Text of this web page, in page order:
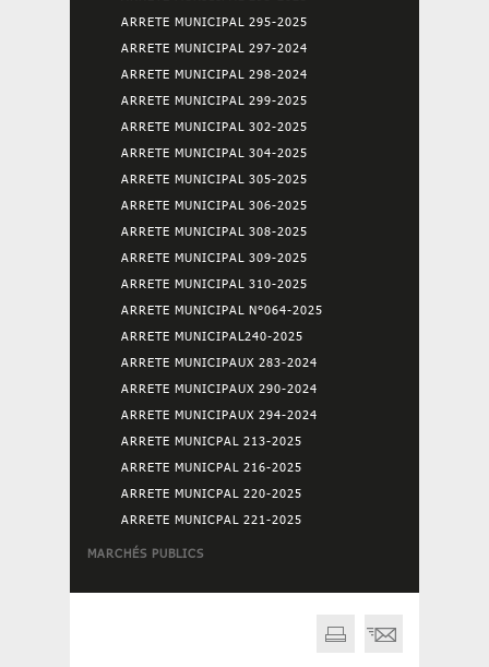
ARRETE MUNICIPAL 295-2025
ARRETE MUNICIPAL 297-2024
ARRETE MUNICIPAL 298-2024
ARRETE MUNICIPAL 299-2025
ARRETE MUNICIPAL 302-2025
ARRETE MUNICIPAL 304-2025
ARRETE MUNICIPAL 305-2025
ARRETE MUNICIPAL 306-2025
ARRETE MUNICIPAL 308-2025
ARRETE MUNICIPAL 309-2025
ARRETE MUNICIPAL 310-2025
ARRETE MUNICIPAL N°064-2025
ARRETE MUNICIPAL240-2025
ARRETE MUNICIPAUX 283-2024
ARRETE MUNICIPAUX 290-2024
ARRETE MUNICIPAUX 294-2024
ARRETE MUNICPAL 213-2025
ARRETE MUNICPAL 216-2025
ARRETE MUNICPAL 220-2025
ARRETE MUNICPAL 221-2025
MARCHÉS PUBLICS